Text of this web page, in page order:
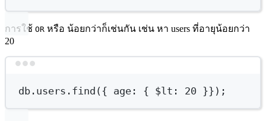
การใช้ OR หรือ น้อยกว่าก็เช่นกัน เช่น หา users ที่อายุน้อยกว่า
20
db.users.find({ age: { $lt : 20 }} );